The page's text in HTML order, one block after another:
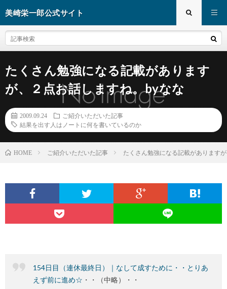
美崎栄一郎公式サイト
たくさん勉強になる記載があります
が、２点お話しますね。byなな
2009.09.24
ご紹介いただいた記事
結果を出す人はノートに何を書いているのか
HOME ご紹介いただいた記事 たくさん勉強になる記載があります
154日目（連休最終日）｜なして成すために・・とりあ
えず前に進め☆ ・・（中略）・・